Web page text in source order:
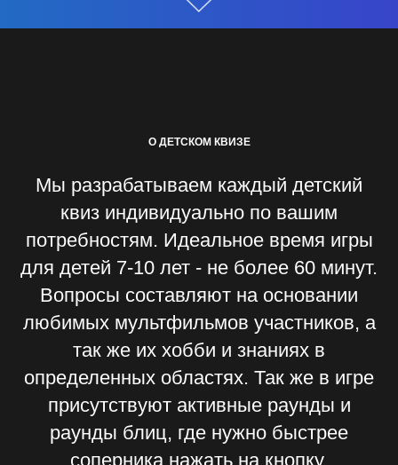
О ДЕТСКОМ КВИЗЕ
Мы разрабатываем каждый детский
квиз индивидуально по вашим
потребностям. Идеальное время игры
для детей 7-10 лет - не более 60 минут.
Вопросы составляют на основании
любимых мультфильмов участников, а
так же их хобби и знаниях в
определенных областях. Так же в игре
присутствуют активные раунды и
раунды блиц, где нужно быстрее
соперника нажать на кнопку.